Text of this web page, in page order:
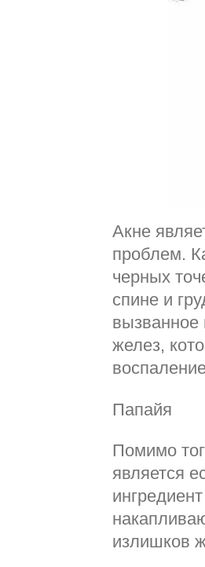
Акне
проблем.
черных
спине и
желез,
Папайя
Помимо
является
излишков